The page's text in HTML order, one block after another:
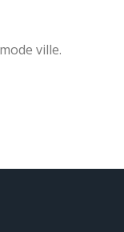
ville.